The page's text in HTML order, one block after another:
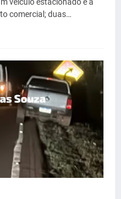
comercial; duas…